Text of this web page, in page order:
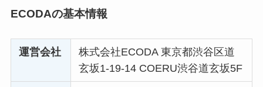
ECODAの基本情報
運営会社
株式会社ECODA 東京都渋谷区道
玄坂1-19-14 COERU渋谷道玄坂5F